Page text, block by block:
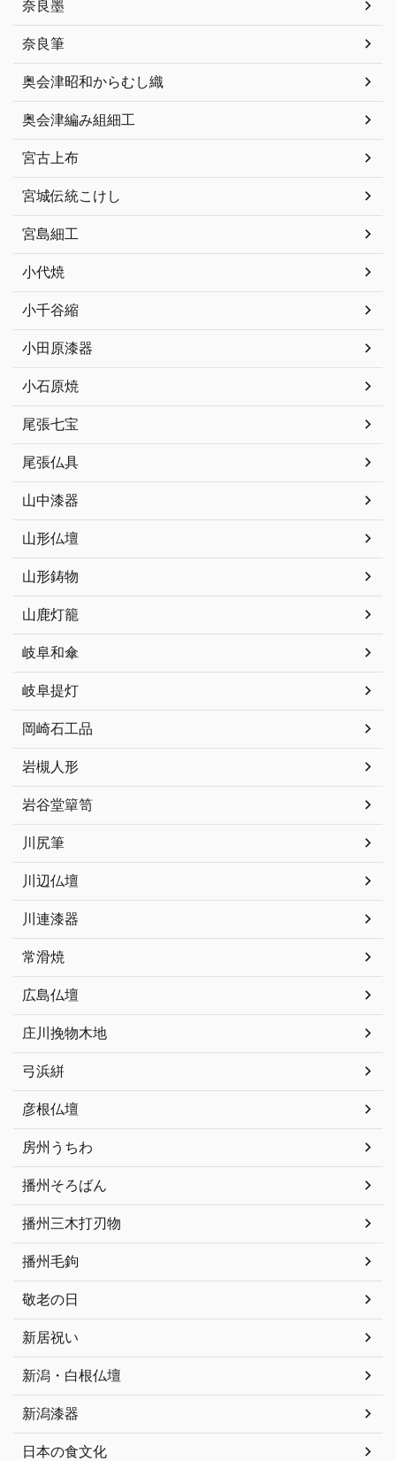
奈良墨
奈良筆
奥会津昭和からむし織
奥会津編み組細工
宮古上布
宮城伝統こけし
宮島細工
小代焼
小千谷縮
小田原漆器
小石原焼
尾張七宝
尾張仏具
山中漆器
山形仏壇
山形鋳物
山鹿灯籠
岐阜和傘
岐阜提灯
岡崎石工品
岩槻人形
岩谷堂簞笥
川尻筆
川辺仏壇
川連漆器
常滑焼
広島仏壇
庄川挽物木地
弓浜絣
彦根仏壇
房州うちわ
播州そろばん
播州三木打刃物
播州毛鉤
敬老の日
新居祝い
新潟・白根仏壇
新潟漆器
日本の食文化